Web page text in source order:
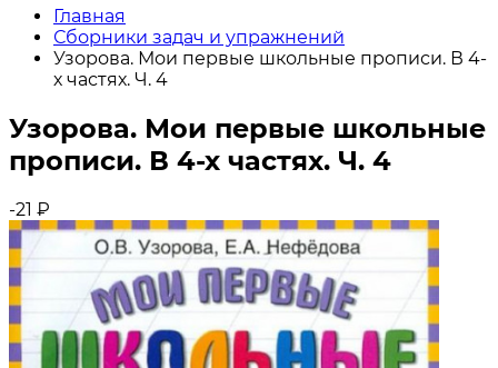
Главная
Сборники задач и упражнений
Узорова. Мои первые школьные прописи. В 4-
х частях. Ч. 4
Узорова. Мои первые школьные
прописи. В 4-х частях. Ч. 4
-21 ₽